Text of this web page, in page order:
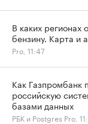
В каких
бензину. Карта и
Pro, 11:47
Как Газпромбанк
российскую
базами данных
РБК и Postgres Pro,